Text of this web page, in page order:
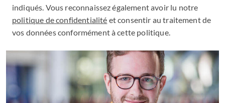
indiqués. Vous reconnaissez également avoir lu notre
politique de confidentialité et consentir au traitement de
vos données conformément à cette politique.